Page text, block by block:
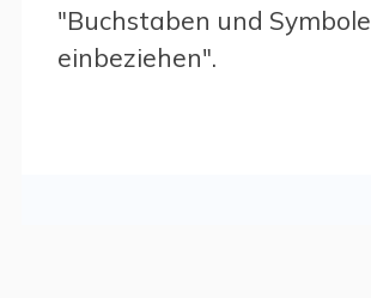
"Buchstaben und Symbole
einbeziehen".